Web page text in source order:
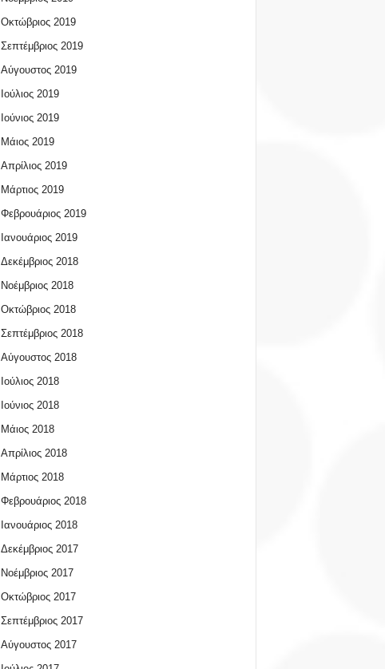
Οκτώβριος 2019
Σεπτέμβριος 2019
Αύγουστος 2019
Ιούλιος 2019
Ιούνιος 2019
Μάιος 2019
Απρίλιος 2019
Μάρτιος 2019
Φεβρουάριος 2019
Ιανουάριος 2019
Δεκέμβριος 2018
Νοέμβριος 2018
Οκτώβριος 2018
Σεπτέμβριος 2018
Αύγουστος 2018
Ιούλιος 2018
Ιούνιος 2018
Μάιος 2018
Απρίλιος 2018
Μάρτιος 2018
Φεβρουάριος 2018
Ιανουάριος 2018
Δεκέμβριος 2017
Νοέμβριος 2017
Οκτώβριος 2017
Σεπτέμβριος 2017
Αύγουστος 2017